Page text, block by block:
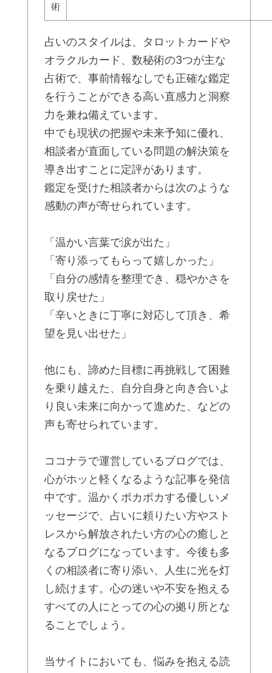
術
占いのスタイルは、タロットカードや
オラクルカード、数秘術の3つが主な
占術で、事前情報なしでも正確な鑑定
を行うことができる高い直感力と洞察
力を兼ね備えています。
中でも現状の把握や未来予知に優れ、
相談者が直面している問題の解決策を
導き出すことに定評があります。
鑑定を受けた相談者からは次のような
感動の声が寄せられています。
「温かい言葉で涙が出た」
「寄り添ってもらって嬉しかった」
「自分の感情を整理でき、穏やかさを
取り戻せた」
「辛いときに丁寧に対応して頂き、希
望を見い出せた」
他にも、諦めた目標に再挑戦して困難
を乗り越えた、自分自身と向き合いよ
り良い未来に向かって進めた、などの
声も寄せられています。
ココナラで運営しているブログでは、
心がホッと軽くなるような記事を発信
中です。温かくポカポカする優しいメ
ッセージで、占いに頼りたい方やスト
レスから解放されたい方の心の癒しと
なるブログになっています。今後も多
くの相談者に寄り添い、人生に光を灯
し続けます。心の迷いや不安を抱える
すべての人にとっての心の拠り所とな
ることでしょう。
当サイトにおいても、悩みを抱える読